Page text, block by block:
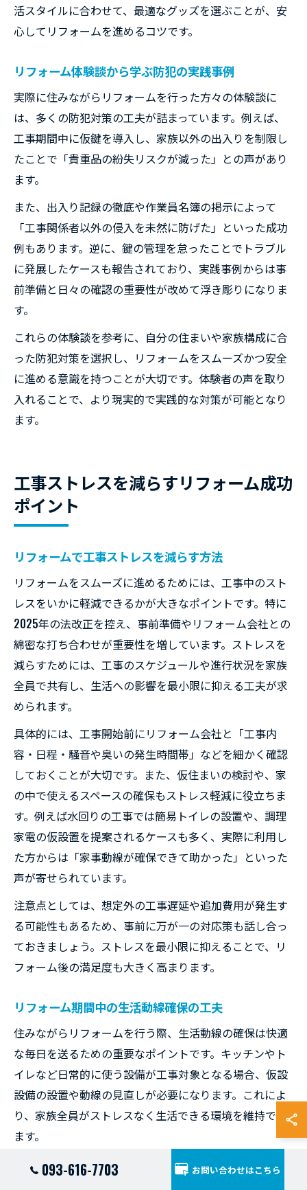
活スタイルに合わせて、最適なグッズを選ぶことが、安
心してリフォームを進めるコツです。
リフォーム体験談から学ぶ防犯の実践事例
実際に住みながらリフォームを行った方々の体験談に
は、多くの防犯対策の工夫が詰まっています。例えば、
工事期間中に仮鍵を導入し、家族以外の出入りを制限し
たことで「貴重品の紛失リスクが減った」との声があり
ます。
また、出入り記録の徹底や作業員名簿の掲示によって
「工事関係者以外の侵入を未然に防げた」といった成功
例もあります。逆に、鍵の管理を怠ったことでトラブル
に発展したケースも報告されており、実践事例からは事
前準備と日々の確認の重要性が改めて浮き彫りになりま
す。
これらの体験談を参考に、自分の住まいや家族構成に合
った防犯対策を選択し、リフォームをスムーズかつ安全
に進める意識を持つことが大切です。体験者の声を取り
入れることで、より現実的で実践的な対策が可能となり
ます。
工事ストレスを減らすリフォーム成功
ポイント
リフォームで工事ストレスを減らす方法
リフォームをスムーズに進めるためには、工事中のスト
レスをいかに軽減できるかが大きなポイントです。特に
2025年の法改正を控え、事前準備やリフォーム会社との
綿密な打ち合わせが重要性を増しています。ストレスを
減らすためには、工事のスケジュールや進行状況を家族
全員で共有し、生活への影響を最小限に抑える工夫が求
められます。
具体的には、工事開始前にリフォーム会社と「工事内
容・日程・騒音や臭いの発生時間帯」などを細かく確認
しておくことが大切です。また、仮住まいの検討や、家
の中で使えるスペースの確保もストレス軽減に役立ちま
す。例えば水回りの工事では簡易トイレの設置や、調理
家電の仮設置を提案されるケースも多く、実際に利用し
た方からは「家事動線が確保できて助かった」といった
声が寄せられています。
注意点としては、想定外の工事遅延や追加費用が発生す
る可能性もあるため、事前に万が一の対応策も話し合っ
ておきましょう。ストレスを最小限に抑えることで、リ
フォーム後の満足度も大きく高まります。
リフォーム期間中の生活動線確保の工夫
住みながらリフォームを行う際、生活動線の確保は快適
な毎日を送るための重要なポイントです。キッチンやト
イレなど日常的に使う設備が工事対象となる場合、仮設
設備の設置や動線の見直しが必要になります。これによ
り、家族全員がストレスなく生活できる環境を維持でき
ます。
具体策としては、工事に影響を受けない部屋を一時的な
093-616-7703 お問い合わせはこちら